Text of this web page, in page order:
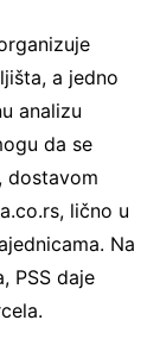
a jedno
analizu
da se
dostavom
, lično u
Na
PSS daje